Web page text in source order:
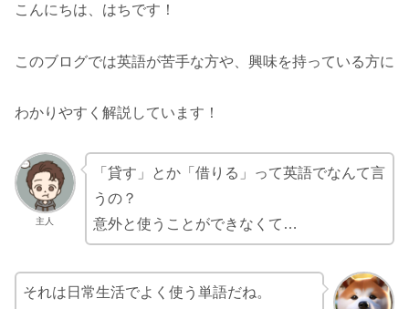
こんにちは、はちです！
このブログでは英語が苦手な方や、興味を持っている方に
わかりやすく解説しています！
主人
「貸す」とか「借りる」って英語でなんて言
うの？
意外と使うことができなくて…
それは日常生活でよく使う単語だね。